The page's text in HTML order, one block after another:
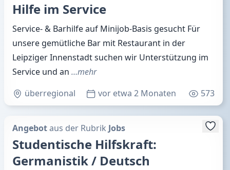
Hilfe im Service
Service- & Barhilfe auf Minijob-Basis gesucht Für
unsere gemütliche Bar mit Restaurant in der
Leipziger Innenstadt suchen wir Unterstützung im
Service und an …mehr
überregional
vor etwa 2 Monaten 573
Angebotaus der Rubrik Jobs
Studentische Hilfskraft:
Germanistik / Deutsch